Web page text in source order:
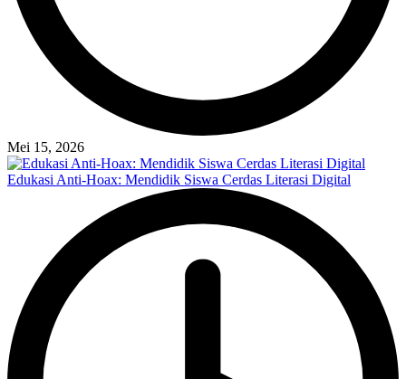
Mei 15, 2026
Edukasi Anti-Hoax: Mendidik Siswa Cerdas Literasi Digital